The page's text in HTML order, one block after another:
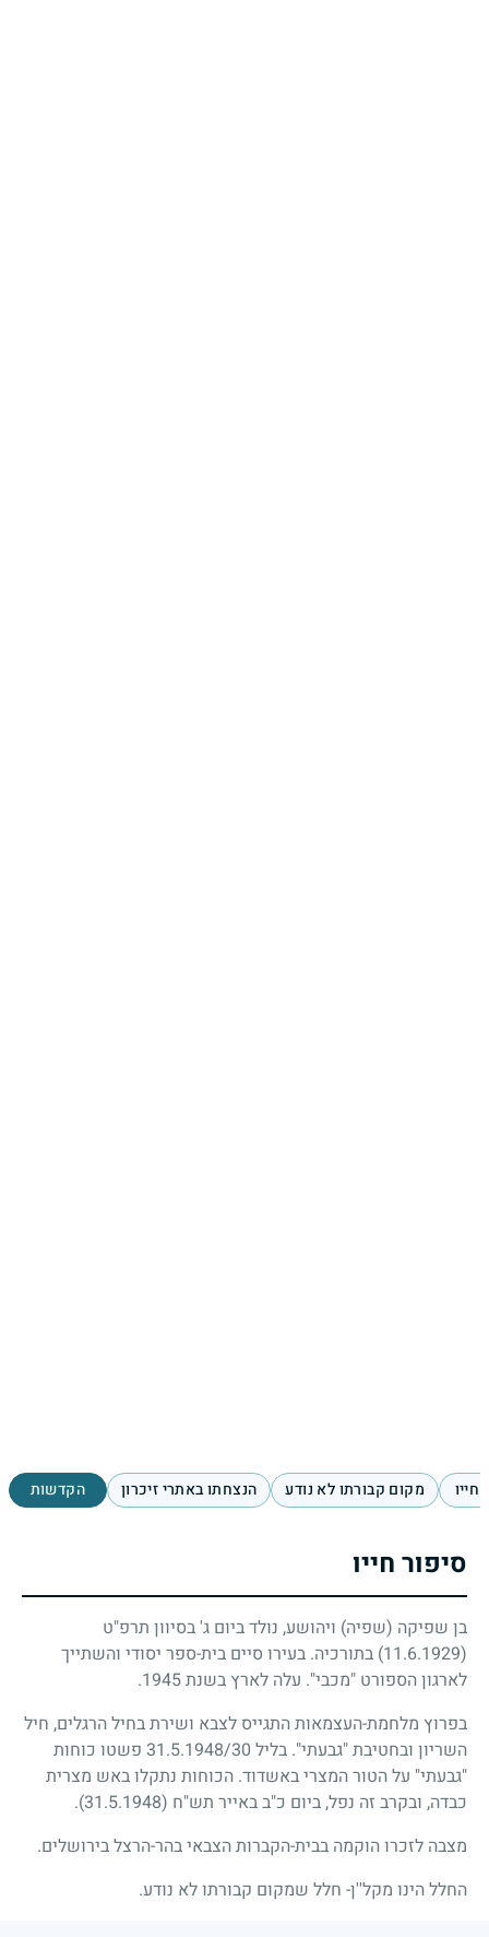
חייו מקום קבורתו לא נודע הנצחתו באתרי זיכרון הקדשות
סיפור חייו
בן שפיקה (שפיה) ויהושע, נולד ביום ג' בסיוון תרפ"ט
(11.6.1929)
בתורכיה. בעירו סיים בית-ספר יסודי והשתייך
לארגון הספורט "מכבי". עלה לארץ בשנת1945
.
בפרוץ מלחמת-העצמאות התגייס לצבא ושירת בחיל הרגלים, חיל
השריון ובחטיבת "גבעתי". בליל 31.5.1948/30 פשטו כוחות
"גבעתי" על הטור המצרי באשדוד. הכוחות נתקלו באש מצרית
כבדה, ובקרב זה נפל, ביום כ"ב באייר תש"ח (31.5.1948)
.
מצבה לזכרו הוקמה בבית-הקברות הצבאי בהר-הרצל בירושלים.
החלל הינו מקל''ן- חלל שמקום קבורתו לא נודע.